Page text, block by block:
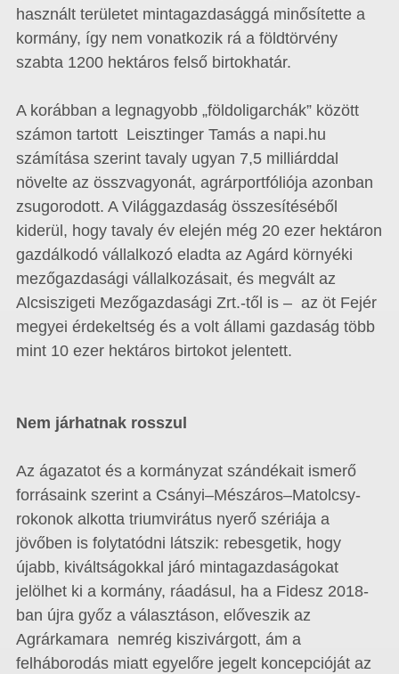
használt területet mintagazdasággá minősítette a
kormány, így nem vonatkozik rá a földtörvény
szabta 1200 hektáros felső birtokhatár.
A korábban a legnagyobb „földoligarchák” között
számon tartott Leisztinger Tamás a napi.hu
számítása szerint tavaly ugyan 7,5 milliárddal
növelte az összvagyonát, agrárportfóliója azonban
zsugorodott. A Világgazdaság összesítéséből
kiderül, hogy tavaly év elején még 20 ezer hektáron
gazdálkodó vállalkozó eladta az Agárd környéki
mezőgazdasági vállalkozásait, és megvált az
Alcsiszigeti Mezőgazdasági Zrt.-től is – az öt Fejér
megyei érdekeltség és a volt állami gazdaság több
mint 10 ezer hektáros birtokot jelentett.
Nem járhatnak rosszul
Az ágazatot és a kormányzat szándékait ismerő
forrásaink szerint a Csányi–Mészáros–Matolcsy-
rokonok alkotta triumvirátus nyerő szériája a
jövőben is folytatódni látszik: rebesgetik, hogy
újabb, kiváltságokkal járó mintagazdaságokat
jelölhet ki a kormány, ráadásul, ha a Fidesz 2018-
ban újra győz a választáson, előveszik az
Agrárkamara nemrég kiszivárgott, ám a
felháborodás miatt egyelőre jegelt koncepcióját az